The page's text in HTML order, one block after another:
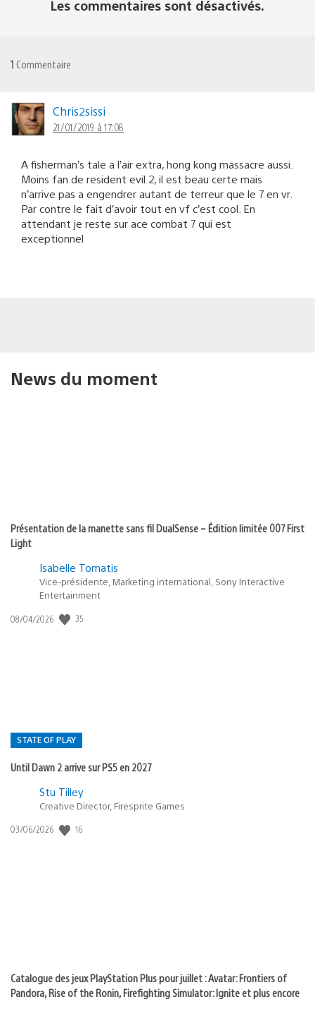
Les commentaires sont désactivés.
1 Commentaire
Chris2sissi
21/01/2019 à 17:08
A fisherman’s tale a l’air extra, hong kong massacre aussi.
Moins fan de resident evil 2, il est beau certe mais
n’arrive pas a engendrer autant de terreur que le 7 en vr.
Par contre le fait d’avoir tout en vf c’est cool. En
attendant je reste sur ace combat 7 qui est
exceptionnel
News du moment
Présentation de la manette sans fil DualSense – Édition limitée 007 First
Light
Isabelle Tomatis
Vice-présidente, Marketing international, Sony Interactive
Entertainment
Date
08/04/2026 35
STATE OF PLAY
Until Dawn 2 arrive sur PS5 en 2027
Postée
:
Stu Tilley
Creative Director, Firesprite Games
Date
03/06/2026 16
Catalogue des jeux PlayStation Plus pour juillet : Avatar: Frontiers of
Pandora, Rise of the Ronin, Firefighting Simulator: Ignite et plus encore